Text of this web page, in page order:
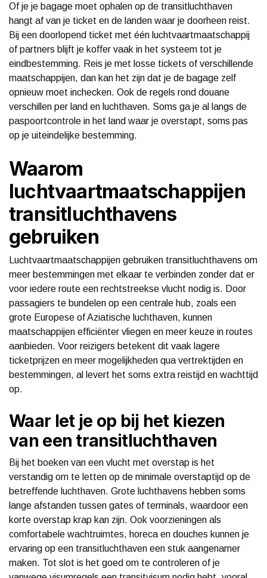
Of je je bagage moet ophalen op de transitluchthaven
hangt af van je ticket en de landen waar je doorheen reist.
Bij een doorlopend ticket met één luchtvaartmaatschappij
of partners blijft je koffer vaak in het systeem tot je
eindbestemming. Reis je met losse tickets of verschillende
maatschappijen, dan kan het zijn dat je de bagage zelf
opnieuw moet inchecken. Ook de regels rond douane
verschillen per land en luchthaven. Soms ga je al langs de
paspoortcontrole in het land waar je overstapt, soms pas
op je uiteindelijke bestemming.
Waarom
luchtvaartmaatschappijen
transitluchthavens
gebruiken
Luchtvaartmaatschappijen gebruiken transitluchthavens om
meer bestemmingen met elkaar te verbinden zonder dat er
voor iedere route een rechtstreekse vlucht nodig is. Door
passagiers te bundelen op een centrale hub, zoals een
grote Europese of Aziatische luchthaven, kunnen
maatschappijen efficiënter vliegen en meer keuze in routes
aanbieden. Voor reizigers betekent dit vaak lagere
ticketprijzen en meer mogelijkheden qua vertrektijden en
bestemmingen, al levert het soms extra reistijd en wachttijd
op.
Waar let je op bij het kiezen
van een transitluchthaven
Bij het boeken van een vlucht met overstap is het
verstandig om te letten op de minimale overstaptijd op de
betreffende luchthaven. Grote luchthavens hebben soms
lange afstanden tussen gates of terminals, waardoor een
korte overstap krap kan zijn. Ook voorzieningen als
comfortabele wachtruimtes, horeca en douches kunnen je
ervaring op een transitluchthaven een stuk aangenamer
maken. Tot slot is het goed om te controleren of je